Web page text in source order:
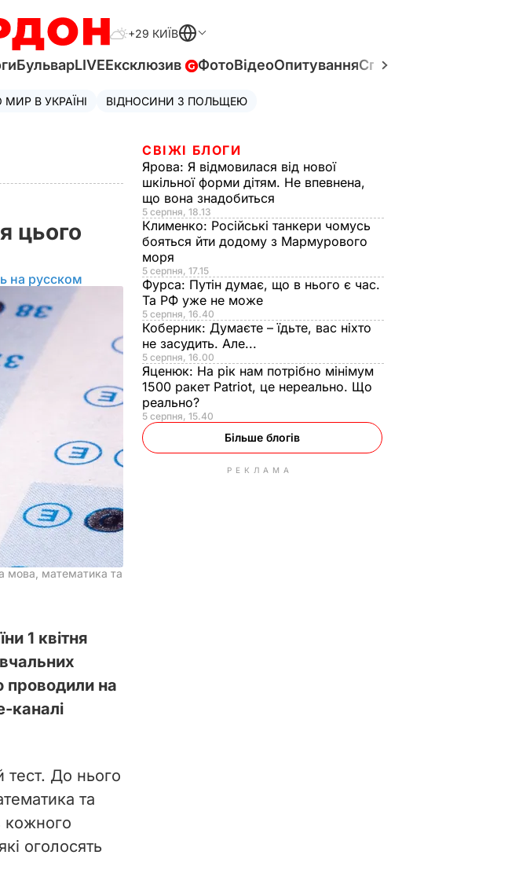
+29 КИЇВ
БульварLIVEЕксклюзив ФотоВідеоОпитуванняСпецпроєкти
В УКРАЇНІ ВІДНОСИНИ З ПОЛЬЩЕЮ
цього
на русском
мова, математика та
1 квітня
проводили на
каналі
тест. До нього
та
кожного
оголосять
СВІЖІ БЛОГИ
Ярова: Я відмовилася від нової
шкільної форми дітям. Не впевнена,
що вона знадобиться
5 серпня, 18.13
Клименко: Російські танкери чомусь
бояться йти додому з Мармурового
моря
5 серпня, 17.15
Фурса: Путін думає, що в нього є час.
Та РФ уже не може
5 серпня, 16.40
Коберник: Думаєте – їдьте, вас ніхто
не засудить. Але...
5 серпня, 16.00
Яценюк: На рік нам потрібно мінімум
1500 ракет Patriot, це нереально. Що
реально?
5 серпня, 15.40
Більше блогів
РЕКЛАМА